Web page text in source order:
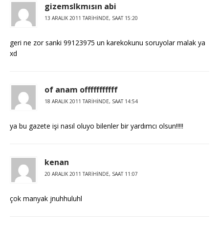
gizemslkmısın abi
13 ARALIK 2011 TARIHINDE, SAAT 15:20
geri ne zor sanki 99123975 un karekokunu soruyolar malak ya
xd
of anam offfffffffff
18 ARALIK 2011 TARIHINDE, SAAT 14:54
ya bu gazete işi nasıl oluyo bilenler bir yardımcı olsun!!!!!
kenan
20 ARALIK 2011 TARIHINDE, SAAT 11:07
çok manyak jnuhhuluhl